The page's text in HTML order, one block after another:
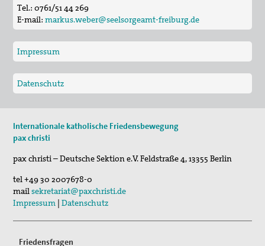
Tel.:0761/51 44 269
E-mail:markus.weber@seelsorgeamt-freiburg.de
Impressum
Datenschutz
Internationale katholische Friedensbewegung
pax christi
pax christi – Deutsche Sektion e.V.Feldstraße 4,13355 Berlin
tel+49 30 2007678-0
mailsekretariat@paxchristi.de
Impressum |Datenschutz
Friedensfragen